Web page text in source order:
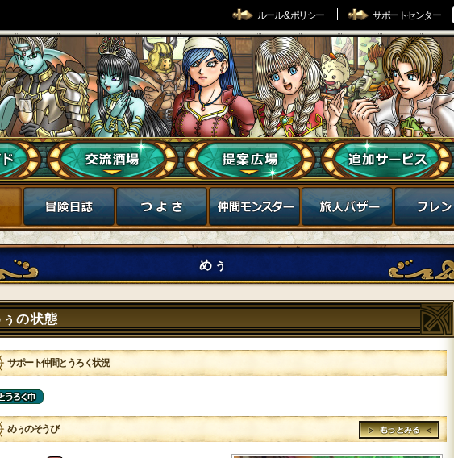
ルール & ポリシー サポートセンター
めぅ
の状態
サポート仲間とうろく状況
めぅのそうび